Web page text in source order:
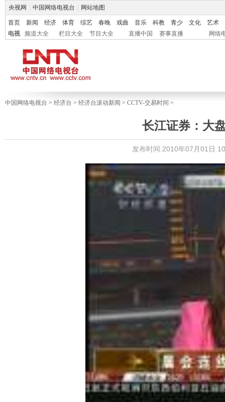
央视网 中国网络电视台 网站地图
首页 新闻 经济 体育 综艺 春晚 戏曲 音乐 科教 青少 文化
艺术
电视
频道大全 栏目大全 节目大全 直播中国 赛事直播 网络
中国网络电视台 > 经济台 > 经济台滚动新闻 > CCTV-交易时间 >
长江证券：大
发布时间:2010年07月01日